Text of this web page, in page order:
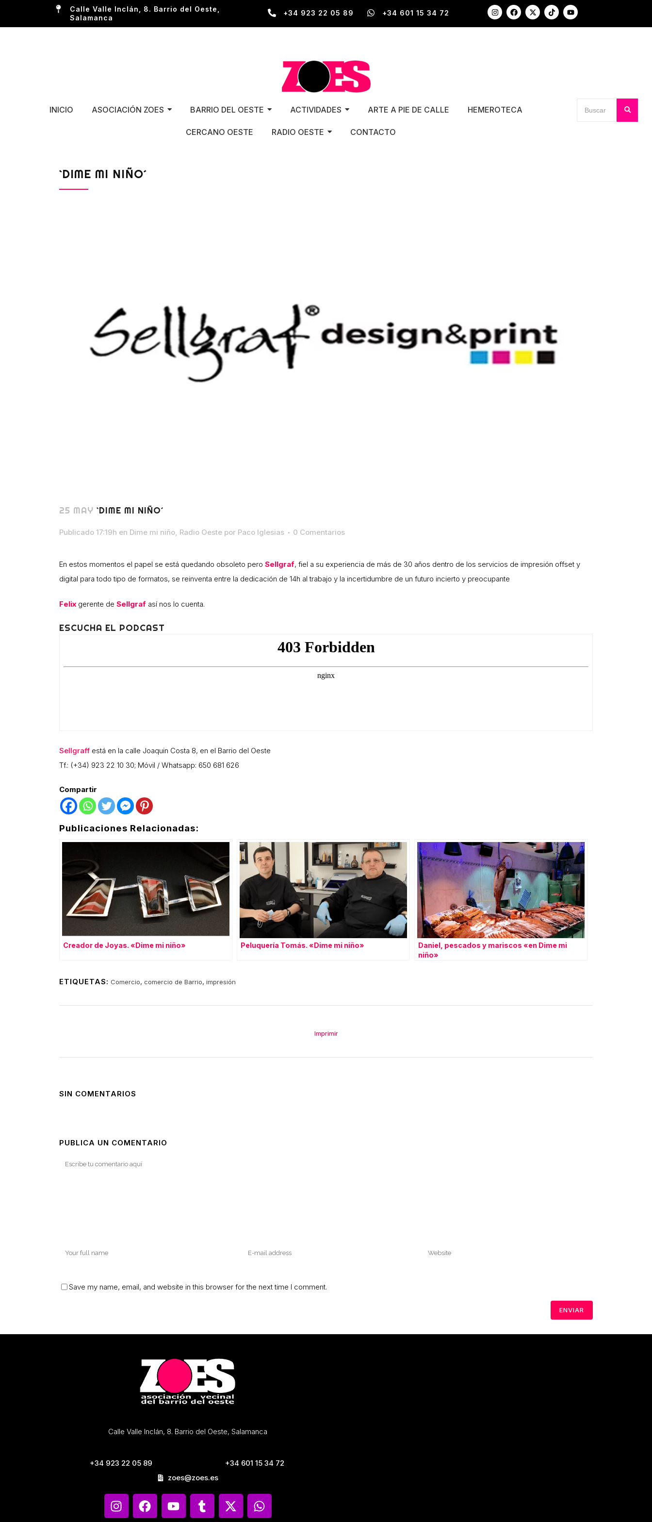
Calle Valle Inclán, 8. Barrio del Oeste,
Salamanca
+34 923 22 05 89 +34 601 15 34 72
INICIO ASOCIACIÓN ZOES BARRIO DEL OESTE ACTIVIDADES ARTE A PIE DE CALLE HEMEROTECA
CERCANO OESTE RADIO OESTE CONTACTO
`DIME MI NIÑO´
25 MAY `DIME MI NIÑO´
Publicado 17:19h en Dime mi niño Radio Oeste por Paco Iglesias 0 Comentarios
En estos momentos el papel se está quedando obsoleto pero Sellgraf, fiel a su experiencia de más de 30 años dentro de los servicios de impresión offset y
digital para todo tipo de formatos, se reinventa entre la dedicación de 14h al trabajo y la incertidumbre de un futuro incierto y preocupante
Felix gerente de Sellgraf así nos lo cuenta.
ESCUCHA EL PODCAST
Sellgraff está en la calle Joaquin Costa 8, en el Barrio del Oeste
Tf.: (+34) 923 22 10 30; Móvil / Whatsapp: 650 681 626
Compartir
Publicaciones Relacionadas:
Creador de Joyas. «Dime mi niño» Peluquería Tomás. «Dime mi niño»
Daniel, pescados y mariscos «en Dime mi
niño»
ETIQUETAS: Comercio, comercio de Barrio, impresión
Imprimir
SIN COMENTARIOS
PUBLICA UN COMENTARIO
Save my name, email, and website in this browser for the next time I comment.
Calle Valle Inclán, 8. Barrio del Oeste, Salamanca
+34 923 22 05 89
+34 601 15 34 72
zoes@zoes.es